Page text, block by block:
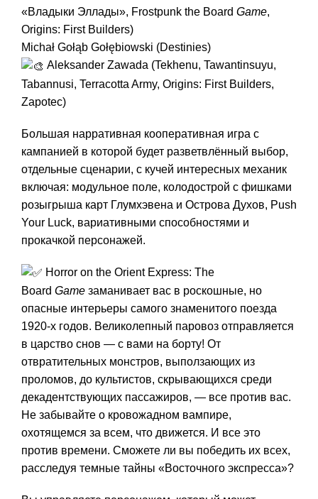
«Владыки Эллады», Frostpunk the Board Game,
Origins: First Builders)
Michał Gołąb Gołębiowski (Destinies)
Aleksander Zawada (Tekhenu, Tawantinsuyu,
Tabannusi, Terracotta Army, Origins: First Builders,
Zapotec)
Большая нарративная кооперативная игра с
кампанией в которой будет разветвлённый выбор,
отдельные сценарии, с кучей интересных механик
включая: модульное поле, колодострой с фишками
розыгрыша карт Глумхэвена и Острова Духов, Push
Your Luck, вариативными способностями и
прокачкой персонажей.
Horror on the Orient Express: The
Board Game заманивает вас в роскошные, но
опасные интерьеры самого знаменитого поезда
1920-х годов. Великолепный паровоз отправляется
в царство снов — с вами на борту! От
отвратительных монстров, выползающих из
проломов, до культистов, скрывающихся среди
декадентствующих пассажиров, — все против вас.
Не забывайте о кровожадном вампире,
охотящемся за всем, что движется. И все это
против времени. Сможете ли вы победить их всех,
расследуя темные тайны «Восточного экспресса»?